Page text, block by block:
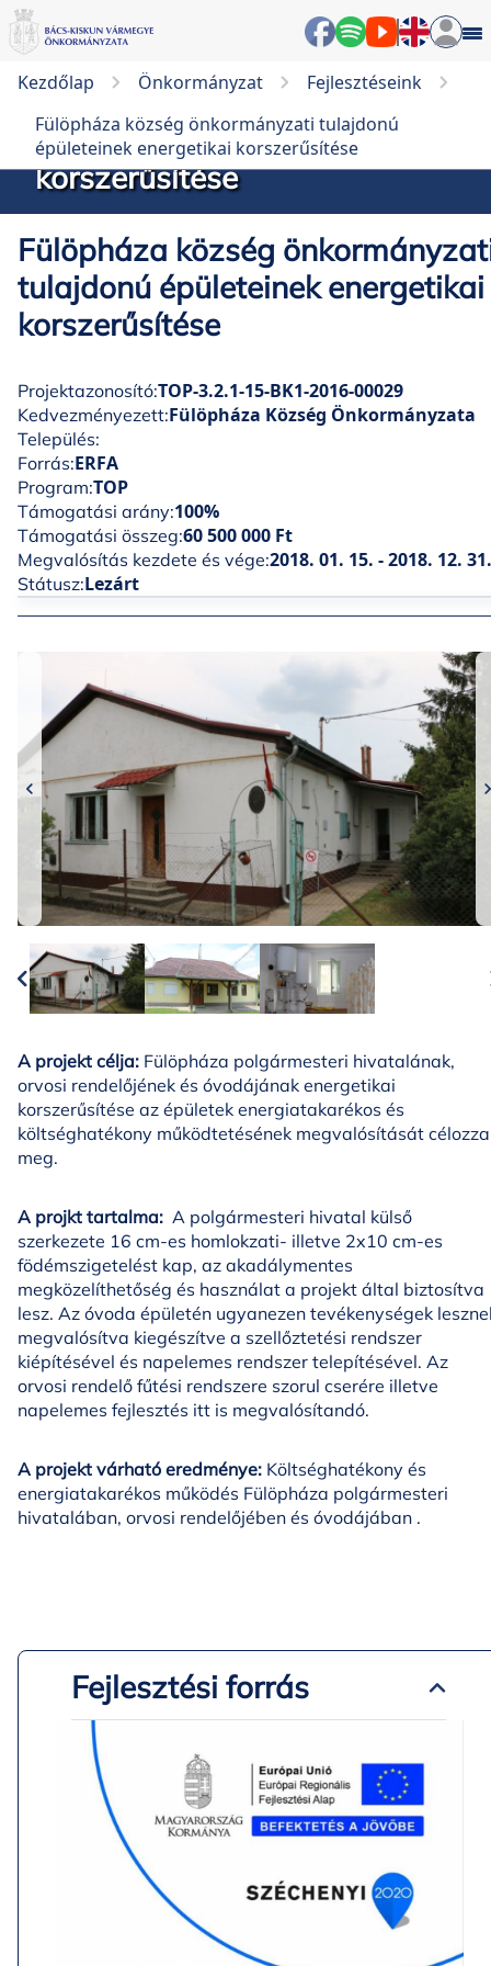
Kezdőlap Önkormányzat
Fejlesztéseink
Fülöpháza község önkormányzati tulajdonú
épületeinek energetikai korszerűsítése
Fülöpháza község
önkormányzati tulajdonú
épületeinek energetikai
korszerűsítése
Fülöpháza község
tulajdonú épületeinek energetikai
korszerűsítése
Projektazonosító:TOP-3.2.1-15-BK1-2016-00029
Kedvezményezett:Fülöpháza Község Önkormányzata
Település:
Forrás:ERFA
Program:TOP
Támogatási arány:100%
Támogatási összeg:60 500 000 Ft
Megvalósítás kezdete és vége:2018. 01. 15. - 2018. 12. 31.
Státusz:Lezárt
A projekt célja: Fülöpháza polgármesteri hivatalának,
orvosi rendelőjének és óvodájának energetikai
korszerűsítése az épületek energiatakarékos és
költséghatékony működtetésének megvalósítását célozza
meg.
A projkt tartalma: A polgármesteri hivatal külső
szerkezete 16 cm-es homlokzati- illetve 2x10 cm-es
födémszigetelést kap, az akadálymentes
megközelíthetőség és használat a projekt által biztosítva
lesz. Az óvoda épületén ugyanezen tevékenységek
megvalósítva kiegészítve a szellőztetési rendszer
kiépítésével és napelemes rendszer telepítésével. Az
orvosi rendelő fűtési rendszere szorul cserére illetve
napelemes fejlesztés itt is megvalósítandó.
A projekt várható eredménye: Költséghatékony és
energiatakarékos működés Fülöpháza polgármesteri
hivatalában, orvosi rendelőjében és óvodájában .
Fejlesztési forrás